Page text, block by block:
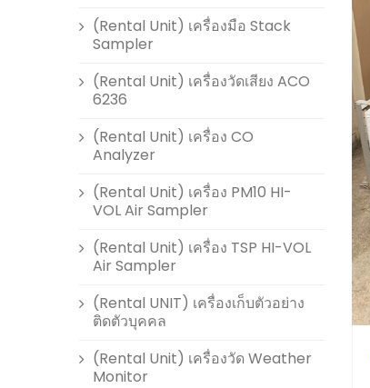
(Rental Unit) เครื่องมือ Stack
Sampler
(Rental Unit) เครื่องวัดเสียง ACO
6236
(Rental Unit) เครื่อง CO
Analyzer
(Rental Unit) เครื่อง PM10 HI-
VOL Air Sampler
(Rental Unit) เครื่อง TSP HI-VOL
Air Sampler
(Rental UNIT) เครื่องเก็บตัวอย่าง
ติดตัวบุคคล
(Rental Unit) เครื่องวัด Weather
Monitor